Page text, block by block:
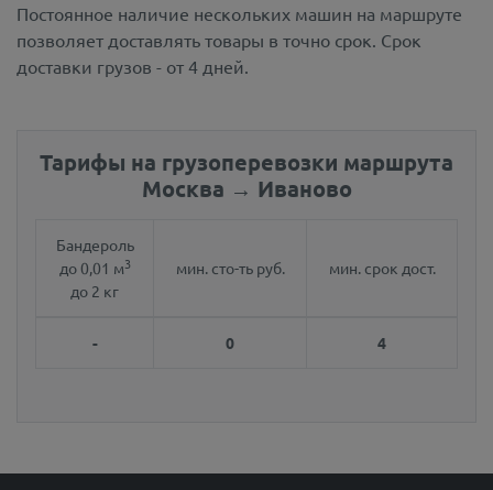
Постоянное наличие нескольких машин на маршруте
позволяет доставлять товары в точно срок. Срок
доставки грузов - от 4 дней.
Тарифы на грузоперевозки маршрута
Москва → Иваново
Бандероль
до 0,01 м3
до 2 кг
мин. сто-ть руб. мин. срок дост.
- 0 4